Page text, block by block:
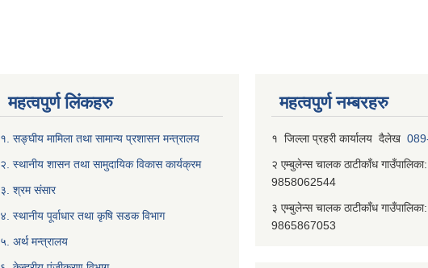
महत्वपुर्ण लिंकहरु
१. सङ्घीय मामिला तथा सामान्य प्रशासन मन्त्रालय
२. स्थानीय शासन तथा सामुदायिक विकास कार्यक्रम
३. श्रम संसार
४. स्थानीय पूर्वाधार तथा कृषि सडक विभाग
५. अर्थ मन्त्रालय
महत्वपुर्ण नम्बरहरु
१ जिल्‍ला प्रहरी कार्यालय दैलेख
२ एम्बुलेन्स चालक ठाटीकाँध गाउँपालिका:
9858062544
३ एम्बुलेन्स चालक ठाटीकाँध गाउँपालिका:
9865867053